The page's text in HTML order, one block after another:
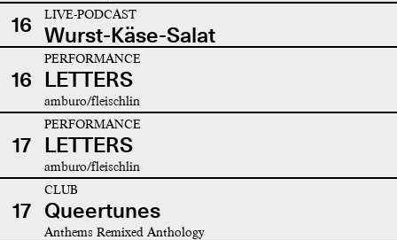
16 LIVE-PODCAST
Wurst-Käse-Salat
16
PERFORMANCE
LETTERS
amburo/fleischlin
17
PERFORMANCE
LETTERS
amburo/fleischlin
17
CLUB
Queertunes
Anthems Remixed Anthology